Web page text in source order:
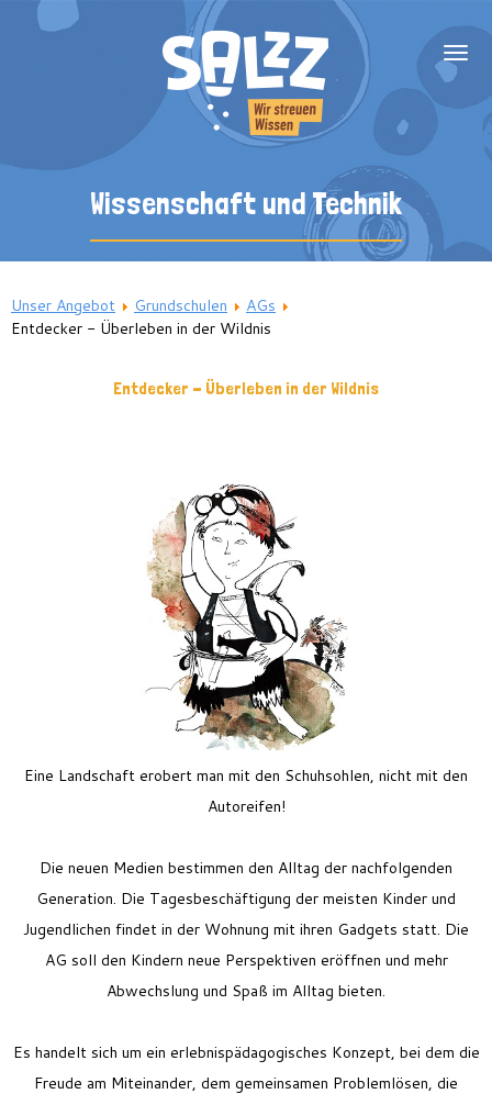
Über uns
Blog
SalzZ unterstützen
Ganztagsträger
Sek I und II
Feriencamp
Jobs
Kontakt
Wissenschaft und Technik
Unser Angebot Grundschulen
AGs
Entdecker - Überleben in der Wildnis
Entdecker - Überleben in der Wildnis
Eine Landschaft erobert man mit den Schuhsohlen, nicht mit den
Autoreifen!
Die neuen Medien bestimmen den Alltag der nachfolgenden
Generation. Die Tagesbeschäftigung der meisten Kinder und
Jugendlichen findet in der Wohnung mit ihren Gadgets statt. Die
AG soll den Kindern neue Perspektiven eröffnen und mehr
Abwechslung und Spaß im Alltag bieten.
Es handelt sich um ein erlebnispädagogisches Konzept, bei dem die
Freude am Miteinander, dem gemeinsamen Problemlösen, die